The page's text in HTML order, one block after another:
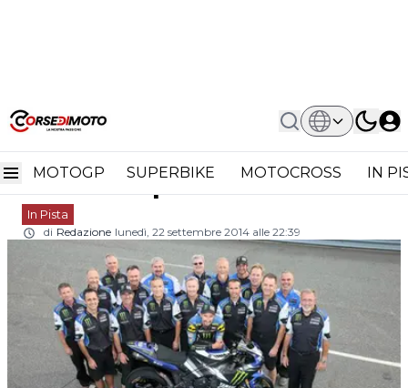
MOTOGP SUPERBIKE MOTOCROSS IN
Home In Pista
AMA Superbike: Stagione Trionfale
AMA Superbike: stagione
trionfale per la Yamaha
In Pista
di Redazione lunedì, 22 settembre 2014 alle 22:39